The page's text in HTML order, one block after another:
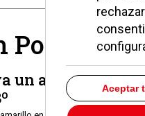
Pozuelo
un aviso